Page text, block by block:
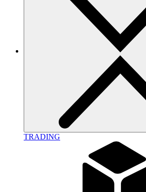
TRADING